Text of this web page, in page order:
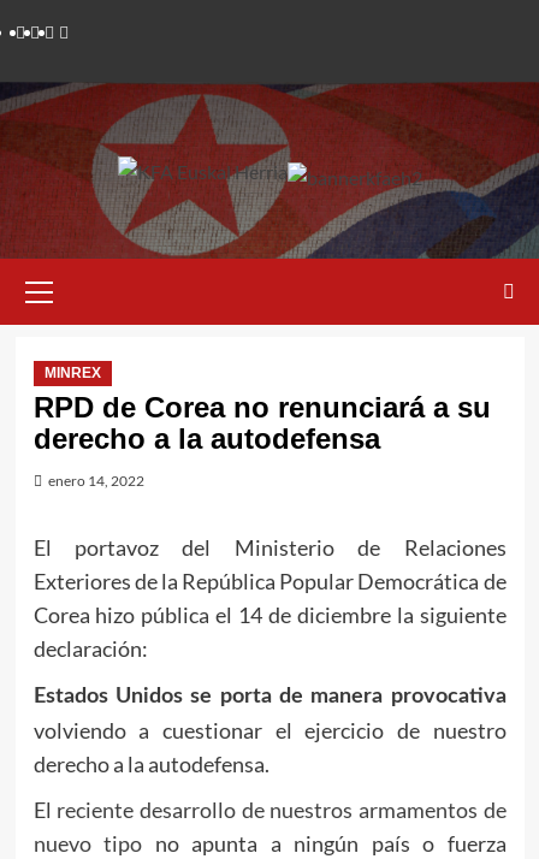
al
Twitter
YouTube
Telegram
Facebook
primario
MINREX
RPD de Corea no renunciará a su
derecho a la autodefensa
enero 14, 2022
El portavoz del Ministerio de Relaciones
Exteriores de la República Popular Democrática de
Corea hizo pública el 14 de diciembre la siguiente
declaración:
Estados Unidos se porta de manera provocativa
volviendo a cuestionar el ejercicio de nuestro
derecho a la autodefensa.
El reciente desarrollo de nuestros armamentos de
nuevo tipo no apunta a ningún país o fuerza